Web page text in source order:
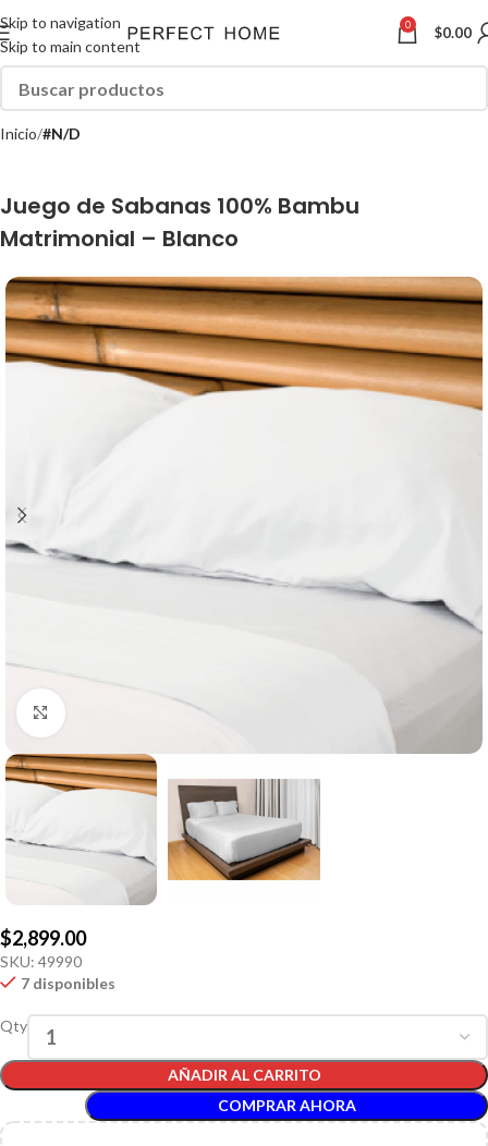
Skip to navigation
Skip to main content
0 $0.00
Inicio #N/D
Juego de Sabanas 100% Bambu
Matrimonial – Blanco
$2,899.00
SKU: 49990
7 disponibles
Qty
AÑADIR AL CARRITO
COMPRAR AHORA